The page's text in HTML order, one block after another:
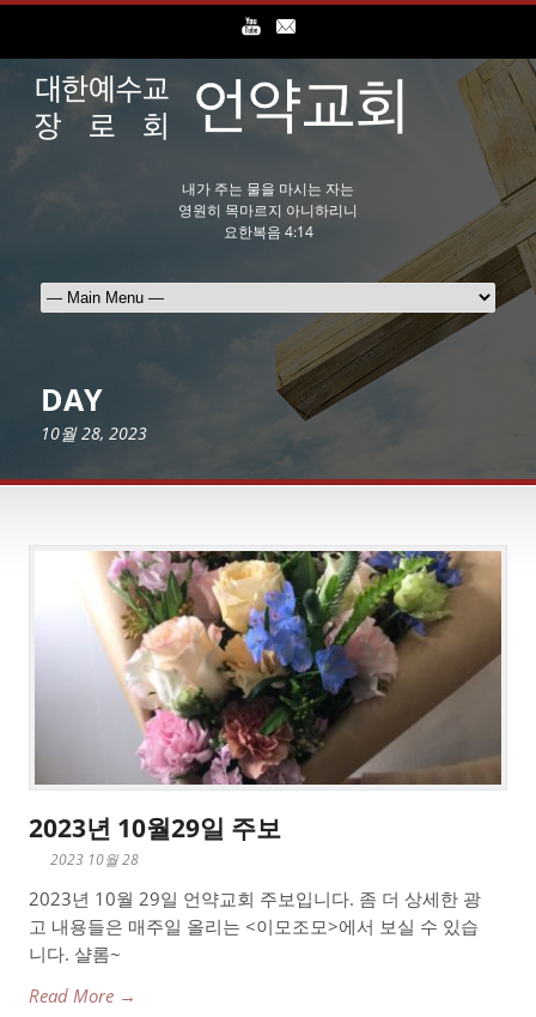
내가 주는 물을 마시는 자는
영원히 목마르지 아니하리니
요한복음 4:14
DAY
10월 28, 2023
2023년 10월29일 주보
2023 10월 28
2023년 10월 29일 언약교회 주보입니다. 좀 더 상세한 광
고 내용들은 매주일 올리는 <이모조모>에서 보실 수 있습
니다. 샬롬~
Read More →